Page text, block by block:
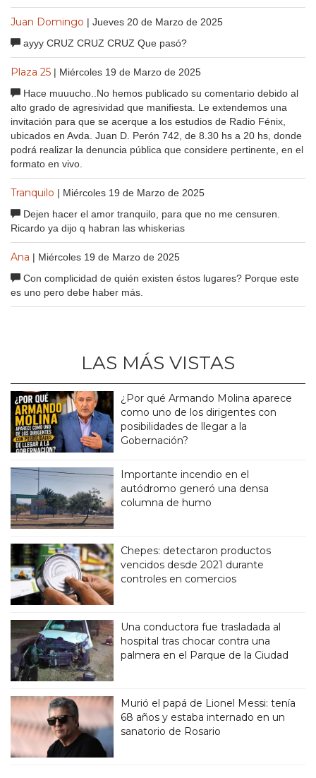
Juan Domingo | Jueves 20 de Marzo de 2025
ayyy CRUZ CRUZ CRUZ Que pasó?
Plaza 25 | Miércoles 19 de Marzo de 2025
Hace muuucho..No hemos publicado su comentario debido al
alto grado de agresividad que manifiesta. Le extendemos una
invitación para que se acerque a los estudios de Radio Fénix,
ubicados en Avda. Juan D. Perón 742, de 8.30 hs a 20 hs, donde
podrá realizar la denuncia pública que considere pertinente, en el
formato en vivo.
Tranquilo | Miércoles 19 de Marzo de 2025
Dejen hacer el amor tranquilo, para que no me censuren.
Ricardo ya dijo q habran las whiskerias
Ana | Miércoles 19 de Marzo de 2025
Con complicidad de quién existen éstos lugares? Porque este
es uno pero debe haber más.
LAS MÁS VISTAS
¿Por qué Armando Molina aparece
como uno de los dirigentes con
posibilidades de llegar a la
Gobernación?
Importante incendio en el
autódromo generó una densa
columna de humo
Chepes: detectaron productos
vencidos desde 2021 durante
controles en comercios
Una conductora fue trasladada al
hospital tras chocar contra una
palmera en el Parque de la Ciudad
Murió el papá de Lionel Messi: tenía
68 años y estaba internado en un
sanatorio de Rosario